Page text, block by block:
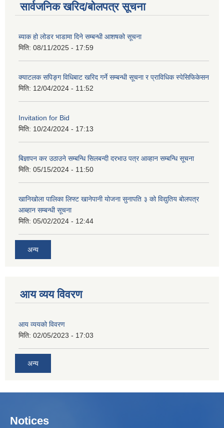
सार्वजनिक खरिद/बोलपत्र सूचना
ब्याक हो लोडर भाडामा दिने सम्बन्धी आशषको सूचना
मिति: 08/11/2025 - 17:59
क्याटलक सपिङ्ग विधिबाट खरिद गर्ने सम्बन्धी सूचना र प्राविधिक स्पेसिफिकेसन
मिति: 12/04/2024 - 11:52
Invitation for Bid
मिति: 10/24/2024 - 17:13
बिज्ञापन कर उठाउने सम्बन्धि सिलबन्दी दरभाउ पत्र आव्हान सम्बन्धि सूचना
मिति: 05/15/2024 - 11:50
खानिखोला पालिका लिफ्ट खानेपानी योजना सुनापति ३ को विद्युतिय बोलपत्र
आब्हान सम्बन्धी सूचना
मिति: 05/02/2024 - 12:44
अन्य
आय व्यय विवरण
आय व्ययको विवरण
मिति: 02/05/2023 - 17:03
अन्य
Notices